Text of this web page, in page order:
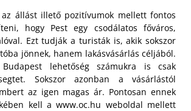
az állást illető pozitívumok mellett fontos
hogy Pest egy csodálatos főváros,
Ezt tudják a turisták is, akik sokszor
jönnek, hanem lakásvásárlás céljából.
lehetőség számukra is csak
Sokszor azonban a vásárlástól
az igen magas ár. Pontosan ennek
kell a www.oc.hu weboldal mellett